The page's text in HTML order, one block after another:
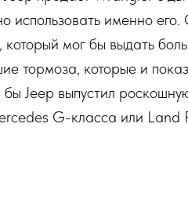
использовать именно
мог бы выдать
тормоза, которые и
Jeep выпустил
G-класса или Land